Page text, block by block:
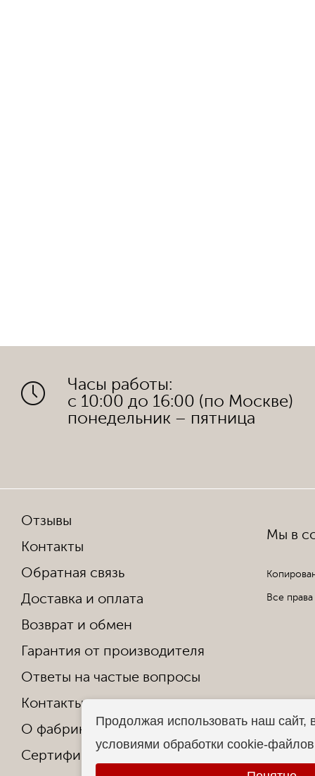
Часы работы:
с 10:00 до 16:00 (по Москве)
понедельник – пятница
Отзывы
Контакты
Обратная связь
Доставка и оплата
Возврат и обмен
Гарантия от производителя
Ответы на частые вопросы
Контакты
О фабрике
Сертификаты и награды
Мы в
Все
Продолжая использовать наш сайт,
условиями обработки cookie-